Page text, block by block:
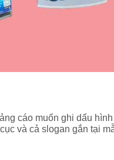
cáo muốn ghi dấu
và cả slogan gắn tại